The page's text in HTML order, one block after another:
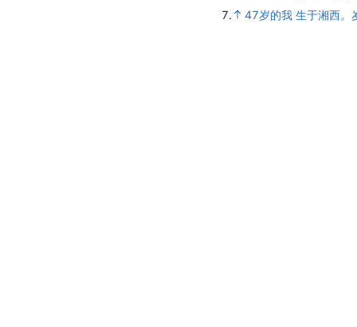
7.
47岁的我 生于湘西。